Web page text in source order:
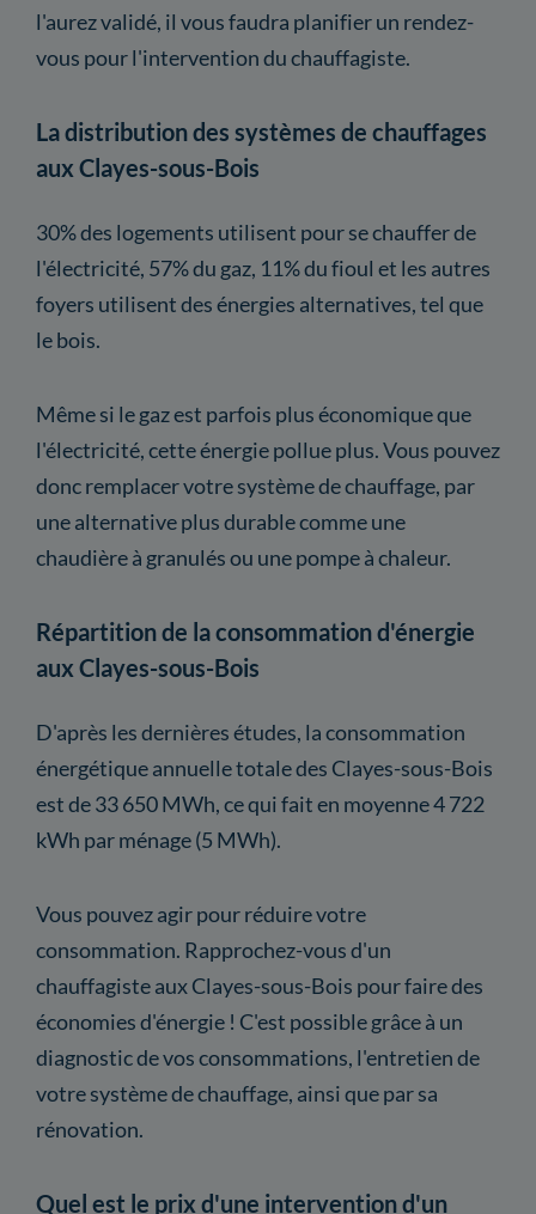
l'aurez validé, il vous faudra planifier un rendez-
vous pour l'intervention du chauffagiste.
La distribution des systèmes de chauffages
aux Clayes-sous-Bois
30% des logements utilisent pour se chauffer de
l'électricité, 57% du gaz, 11% du fioul et les autres
foyers utilisent des énergies alternatives, tel que
le bois.
Même si le gaz est parfois plus économique que
l'électricité, cette énergie pollue plus. Vous pouvez
donc remplacer votre système de chauffage, par
une alternative plus durable comme une
chaudière à granulés ou une pompe à chaleur.
Répartition de la consommation d'énergie
aux Clayes-sous-Bois
D'après les dernières études, la consommation
énergétique annuelle totale des Clayes-sous-Bois
est de 33 650 MWh, ce qui fait en moyenne 4 722
kWh par ménage (5 MWh).
Vous pouvez agir pour réduire votre
consommation. Rapprochez-vous d'un
chauffagiste aux Clayes-sous-Bois pour faire des
économies d'énergie ! C'est possible grâce à un
diagnostic de vos consommations, l'entretien de
votre système de chauffage, ainsi que par sa
rénovation.
Quel est le prix d'une intervention d'un